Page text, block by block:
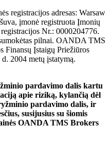
registracijos adresas: Warsaw
įmonė registruota Įmonių
Nr.: 0000204776.
pilnai. OANDA TMS
Įstaigų Priežiūros
2004 metų įstatymą.
pardavimo dalis kartu
apie riziką, kylančią dėl
pardavimo dalis, ir
susijusius su šiomis
OANDA TMS Brokers